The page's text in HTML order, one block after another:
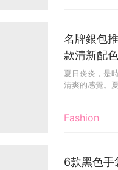
Fashion
名牌銀包
款清新配
夏日炎炎，是
清爽的感覺。
6款黑色手